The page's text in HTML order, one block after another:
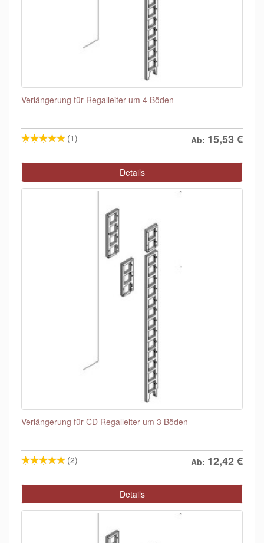
Verlängerung für Regalleiter um 4 Böden
(1) Ab: 15,53€
Details
Verlängerung für CD Regalleiter um 3 Böden
(2) Ab: 12,42€
Details